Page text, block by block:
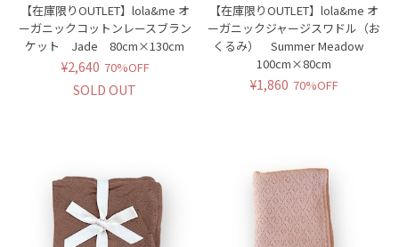
【在庫限りOUTLET】lola&me オ
ーガニックコットンレースブラン
ケット Jade 80cm×130cm
¥2,640 70%OFF
SOLD OUT
【在庫限りOUTLET】lola&me オ
ーガニックジャージスワドル（お
くるみ） Summer Meadow
100cm×80cm
¥1,860 70%OFF